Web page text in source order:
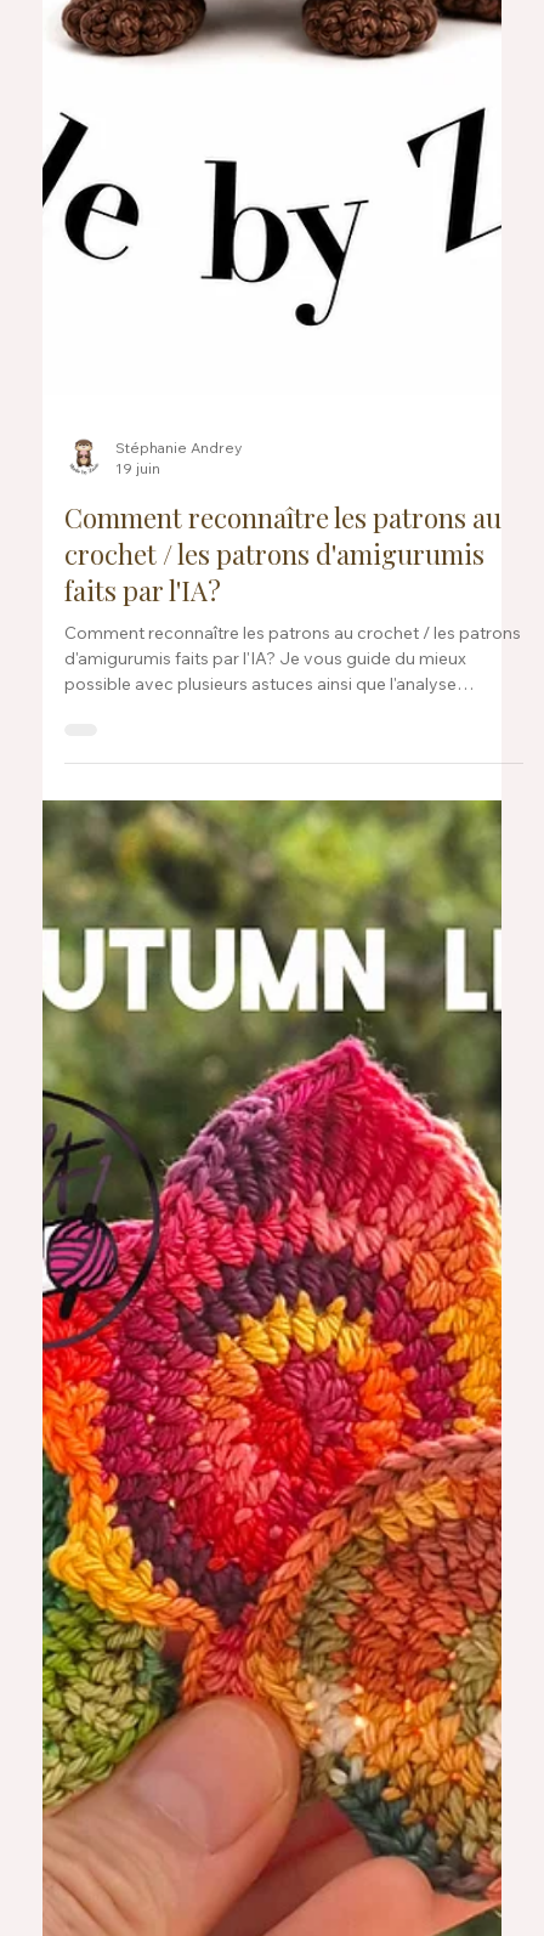
19 juin
Comment reconnaître les patrons au
crochet / les patrons d'amigurumis
faits par l'IA?
Comment reconnaître les patrons au crochet / les patrons
d'images générés par IA. Je suis également disponible